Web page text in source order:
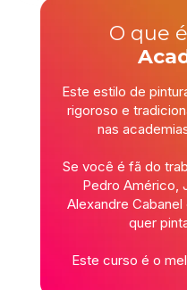
O que
Este estilo de
rigoroso e
nas
Se você é fã do
Pedro Américo,
Alexandre
quer
Este curso é o